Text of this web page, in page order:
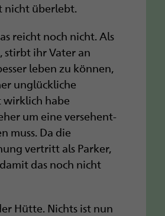
nicht überlebt.
reicht noch nicht. Als
stirbt ihr Vater an
leben zu können,
unglückliche
wirklich habe
um eine versehent­
muss. Da die
vertritt als Parker,
das noch nicht
Hütte. Nichts ist nun